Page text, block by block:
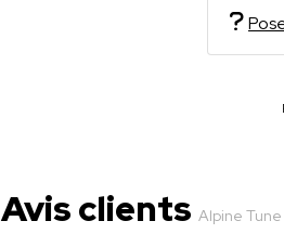
Avis clients Alpine